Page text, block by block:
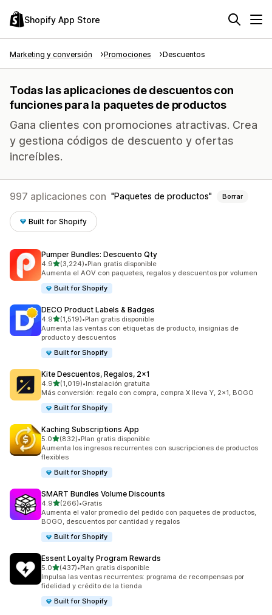
Shopify App Store
Marketing y conversión Promociones Descuentos
Todas las aplicaciones de descuentos con
funciones para la paquetes de productos
Gana clientes con promociones atractivas. Crea
y gestiona códigos de descuento y ofertas
increíbles.
997 aplicaciones con Paquetes de productos Borrar
Built for Shopify
Pumper Bundles: Descuento Qty
4.9de 5 estrellas
(3,224)
3224 reseñas en total
•Plan gratis disponible
Aumenta el AOV con paquetes, regalos y descuentos por volumen
Built for Shopify
DECO Product Labels & Badges
4.9de 5 estrellas
(1,519)
1519 reseñas en total
•Plan gratis disponible
Aumenta las ventas con etiquetas de producto, insignias de
producto y descuentos
Built for Shopify
Kite Descuentos, Regalos, 2x1
4.9de 5 estrellas
(1,019)
1019 reseñas en total
•Instalación gratuita
Más conversión: regalo con compra, compra X lleva Y, 2x1, BOGO
Built for Shopify
Kaching Subscriptions App
5.0de 5 estrellas
(832)
832 reseñas en total
•Plan gratis disponible
Aumenta los ingresos recurrentes con suscripciones de productos
flexibles
Built for Shopify
SMART Bundles Volume Discounts
4.9de 5 estrellas
(266)
266 reseñas en total
•Gratis
Aumenta el valor promedio del pedido con paquetes de productos,
BOGO, descuentos por cantidad y regalos
Built for Shopify
Essent Loyalty Program Rewards
5.0de 5 estrellas
(437)
437 reseñas en total
•Plan gratis disponible
Impulsa las ventas recurrentes: programa de recompensas por
fidelidad y crédito de la tienda
Built for Shopify